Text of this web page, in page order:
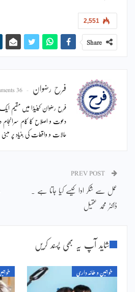
2,551
Share
فرح رضوان 36 Posts
فرح رضوان کینیڈا میں مقیم
دعوت و اصلاح کا کام سرانجام
حالات و واقعات کی بنیاد پر مبنی
عمل سے شکر ادا کیسے کیا جاتا ہے ۔
ڈاکٹر محمد عقیل
شاید آپ یہ بھی پسند کریں
خواتین و خانہ داری